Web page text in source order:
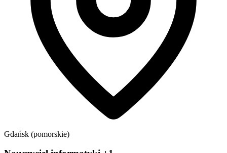
Gdańsk (pomorskie)